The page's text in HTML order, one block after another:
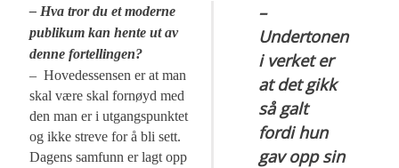
–
Undertonen
i verket er
at det gikk
så galt
fordi hun
gav opp sin
– Hva tror du et moderne
publikum kan hente ut av
denne fortellingen?
– Hovedessensen er at man
skal være skal fornøyd med
den man er i utgangspunktet
og ikke streve for å bli sett.
Dagens samfunn er lagt opp